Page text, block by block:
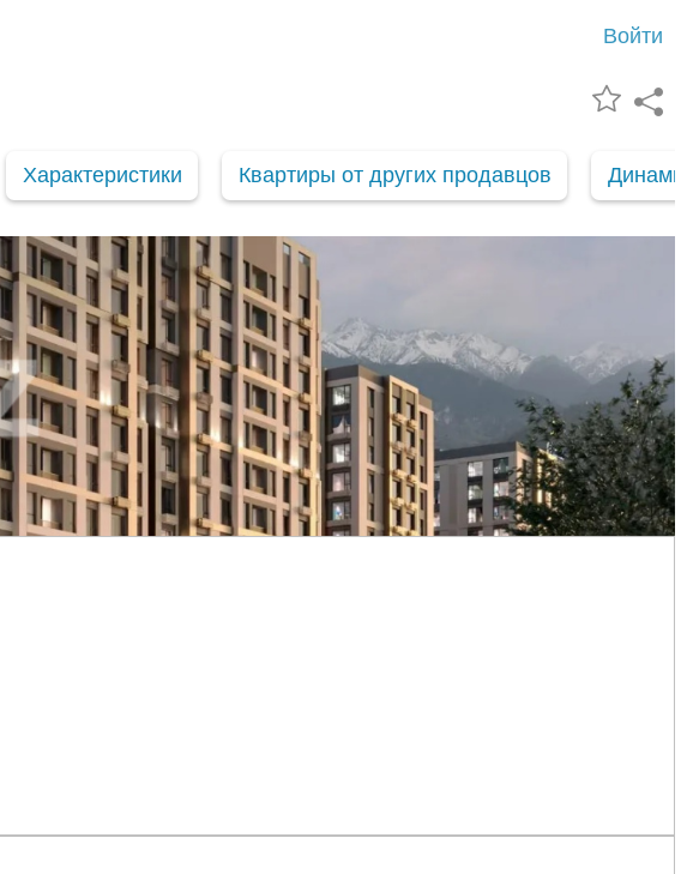
Войти
Характеристики Квартиры от других продавцов